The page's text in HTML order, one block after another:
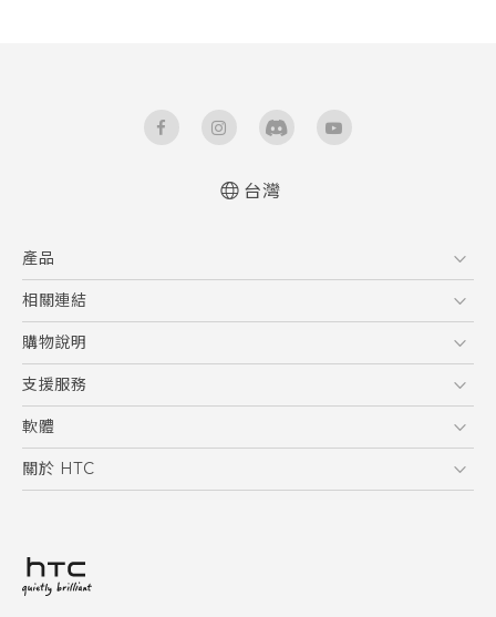
台灣
產品
5G
智慧型手機
配件
相關連結
HTC Research
購物說明
購物須知
訂單管理
付款方式
支援服務
到府收送維修服務
服務中心資訊
客戶服務佈告欄
軟體
應用程式
HTC Sync Manager
關於 HTC
投資人